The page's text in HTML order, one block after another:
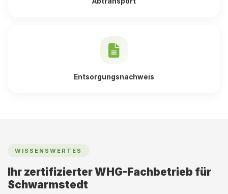
Entsorgungsnachweis
WISSENSWERTES
Ihr zertifizierter WHG-Fachbetrieb für
Schwarmstedt